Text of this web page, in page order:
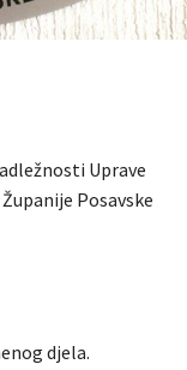
Uprave
Posavske
djela.